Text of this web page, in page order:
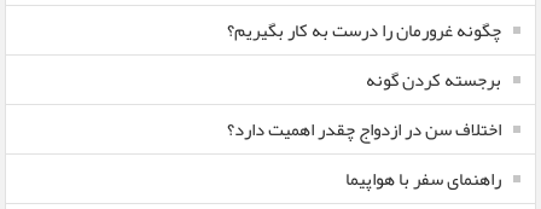
چگونه غرورمان را درست به کار بگیریم؟
برجسته کردن گونه
اختلاف سن در ازدواج چقدر اهمیت دارد؟
راهنمای سفر با هواپیما